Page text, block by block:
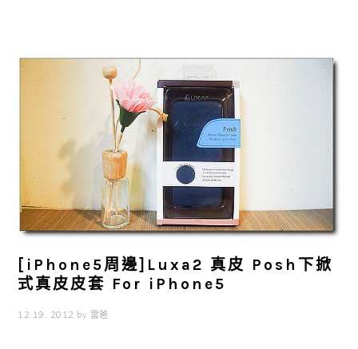
[iPhone5周邊]Luxa2 真皮 Posh下掀
式真皮皮套 For iPhone5
12 19, 2012 by 雲爸